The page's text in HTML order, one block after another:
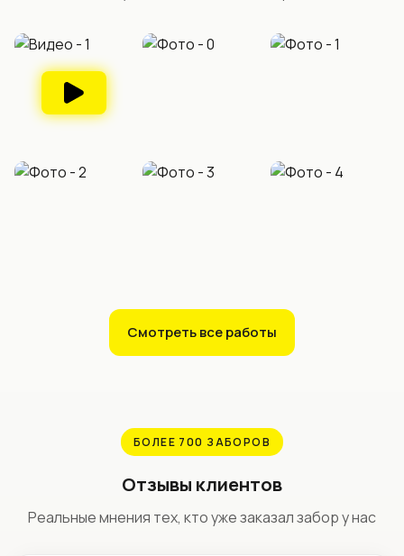
Смотреть все работы
БОЛЕЕ 700 ЗАБОРОВ
Отзывы клиентов
Реальные мнения тех, кто уже заказал забор у нас